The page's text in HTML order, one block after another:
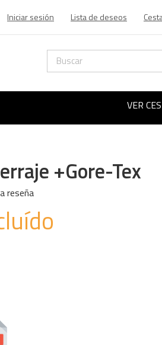
Iniciar sesión Lista de deseos
VER
+gore-Tex
reseña